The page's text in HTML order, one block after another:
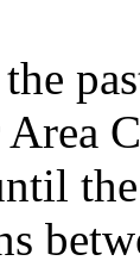
Area
the